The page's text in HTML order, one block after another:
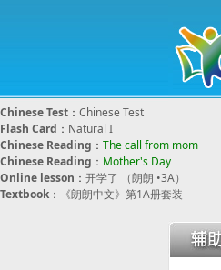
Chinese Test ： Chinese Test
Flash Card ： Natural I
Chinese Reading ： The call from mom
Chinese Reading ： Mother's Day
Online lesson ： 开学了 （朗朗 •3A）
Textbook ： 《朗朗中文》第1A册套装